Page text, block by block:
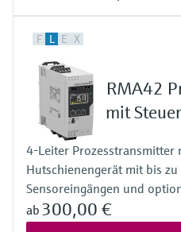
1 x analog 4...20 mA/HART®
Ausgang
Nicht definiert
Anzeige
LCD 17 mm (0,67")
5-stellig
7-Segment-Bargraph
Klartextfeld für Einheit/TAG
aktivierbare
Spannungsversorgung
Schleifengespeist
F L E X
RMA42
mit
4-Leiter Prozesstransmitter
Hutschienengerät mit bis
Sensoreingängen und
ab 300,00 €